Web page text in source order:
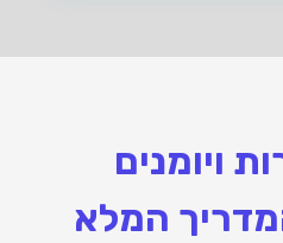
ויומנים
המלא